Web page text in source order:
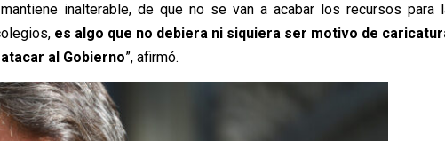
inalterable, de que no se van a acabar los recursos para
es algo que no debiera ni siquiera ser motivo de
al Gobierno”, afirmó.